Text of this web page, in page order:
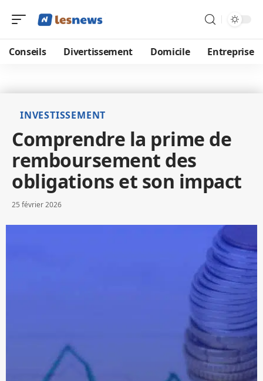
Conseils Divertissement Domicile Entreprise
INVESTISSEMENT
Comprendre la prime de
remboursement des
obligations et son impact
25 février 2026